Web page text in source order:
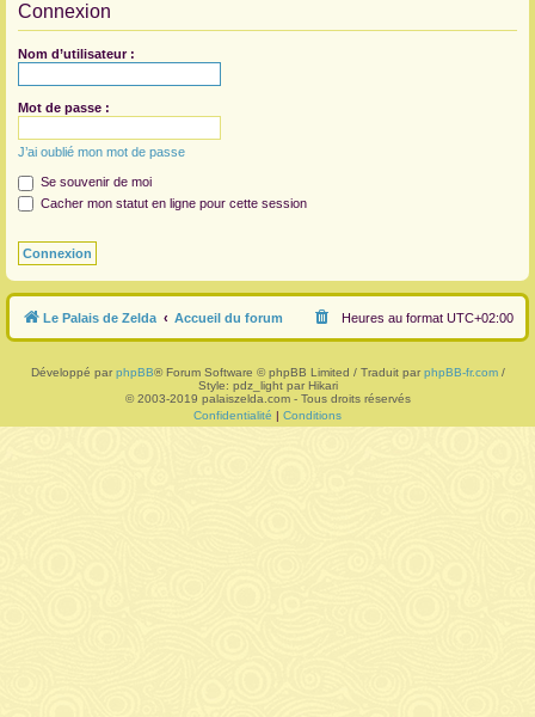
Connexion
Nom d’utilisateur :
Mot de passe :
J’ai oublié mon mot de passe
Se souvenir de moi
Cacher mon statut en ligne pour cette session
Le Palais de Zelda Accueil du forum Heures au format UTC+02:00
Développé par phpBB® Forum Software © phpBB Limited / Traduit par phpBB-fr.com/
Style: pdz_light par Hikari
© 2003-2019 palaiszelda.com - Tous droits réservés
Confidentialité | Conditions